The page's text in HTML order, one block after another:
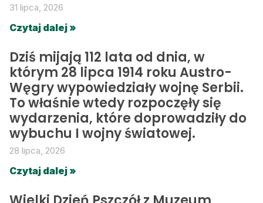
31 lipca, 2026
Czytaj dalej »
Dziś mijają 112 lata od dnia, w
którym 28 lipca 1914 roku Austro-
Węgry wypowiedziały wojnę Serbii.
To właśnie wtedy rozpoczęły się
wydarzenia, które doprowadziły do
wybuchu I wojny światowej.
28 lipca, 2026
Czytaj dalej »